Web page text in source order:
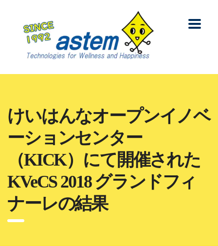
けいはんなオープンイノベ
ーションセンター
（KICK）にて開催された
KVeCS 2018 グランドフィ
ナーレの結果